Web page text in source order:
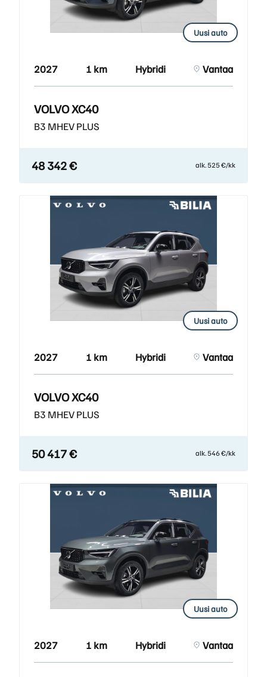
Uusi auto
2027 1 km Hybridi Vantaa
VOLVO XC40
B3 MHEV PLUS
48 342 € alk. 525 €/kk
Uusi auto
2027 1 km Hybridi Vantaa
VOLVO XC40
B3 MHEV PLUS
50 417 € alk. 546 €/kk
Uusi auto
2027 1 km Hybridi Vantaa